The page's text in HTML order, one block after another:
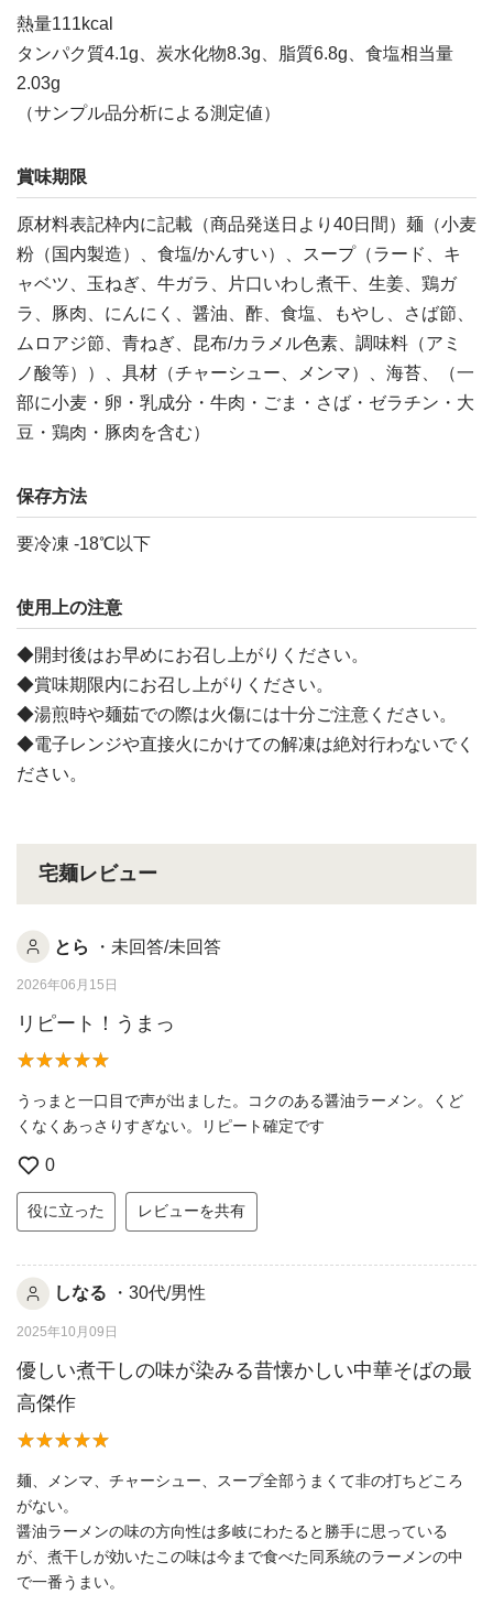
熱量111kcal
タンパク質4.1g、炭水化物8.3g、脂質6.8g、食塩相当量
2.03g
（サンプル品分析による測定値）
賞味期限
原材料表記枠内に記載（商品発送日より40日間）麺（小麦
粉（国内製造）、食塩/かんすい）、スープ（ラード、キ
ャベツ、玉ねぎ、牛ガラ、片口いわし煮干、生姜、鶏ガ
ラ、豚肉、にんにく、醤油、酢、食塩、もやし、さば節、
ムロアジ節、青ねぎ、昆布/カラメル色素、調味料（アミ
ノ酸等））、具材（チャーシュー、メンマ）、海苔、（一
部に小麦・卵・乳成分・牛肉・ごま・さば・ゼラチン・大
豆・鶏肉・豚肉を含む）
保存方法
要冷凍 -18℃以下
使用上の注意
◆開封後はお早めにお召し上がりください。
◆賞味期限内にお召し上がりください。
◆湯煎時や麺茹での際は火傷には十分ご注意ください。
◆電子レンジや直接火にかけての解凍は絶対行わないでく
ださい。
宅麺レビュー
とら ・未回答/未回答
2026年06月15日
リピート！うまっ
うっまと一口目で声が出ました。コクのある醤油ラーメン。くど
くなくあっさりすぎない。リピート確定です
0
役に立った レビューを共有
しなる ・30代/男性
2025年10月09日
優しい煮干しの味が染みる昔懐かしい中華そばの最
高傑作
麺、メンマ、チャーシュー、スープ全部うまくて非の打ちどころ
がない。
醤油ラーメンの味の方向性は多岐にわたると勝手に思っている
が、煮干しが効いたこの味は今まで食べた同系統のラーメンの中
で一番うまい。